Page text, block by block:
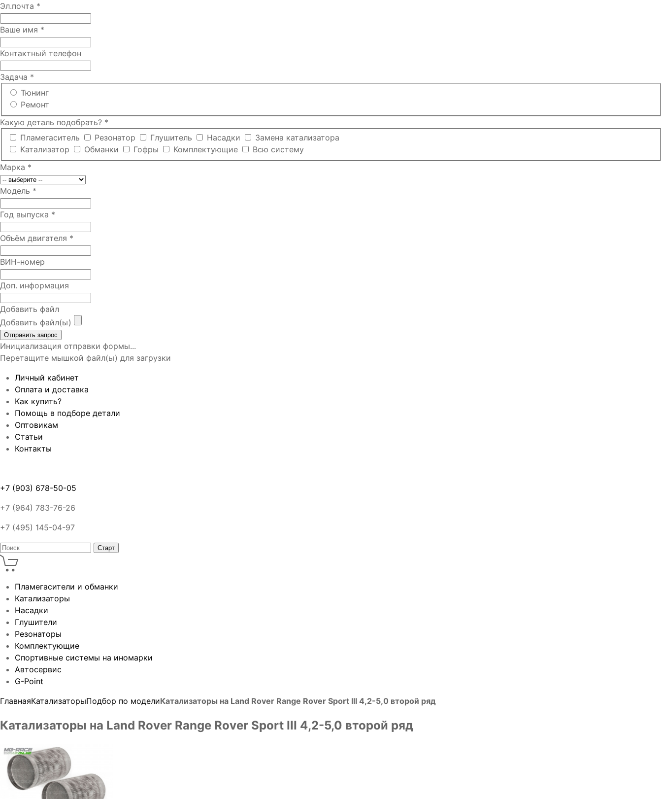
Эл.почта *
Ваше имя *
Контактный телефон
Задача *
Тюнинг
Ремонт
Какую деталь подобрать? *
Пламегаситель
Резонатор Глушитель Насадки
Замена катализатора
Катализатор
Обманки Гофры Комплектующие
Всю систему
Марка *
Модель *
Год выпуска *
Объём двигателя *
ВИН-номер
Доп. информация
Добавить файл
Добавить файл(ы)
Отправить запрос
Инициализация отправки формы...
Перетащите мышкой файл(ы) для загрузки
Личный кабинет
Оплата и доставка
Как купить?
Помощь в подборе детали
Оптовикам
Статьи
Контакты
+7 (903) 678-50-05
+7 (964) 783-76-26
+7 (495) 145-04-97
Пламегасители и обманки
Катализаторы
Насадки
Глушители
Резонаторы
Комплектующие
Спортивные системы на иномарки
Автосервис
G-Point
ГлавнаяКатализаторыПодбор по моделиКатализаторы на Land Rover Range Rover Sport III 4,2-5,0 второй ряд
Катализаторы на Land Rover Range Rover Sport III 4,2-5,0 второй ряд